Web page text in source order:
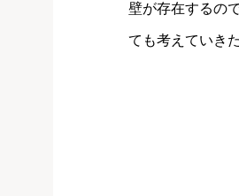
壁が存在するの
ても考えていき